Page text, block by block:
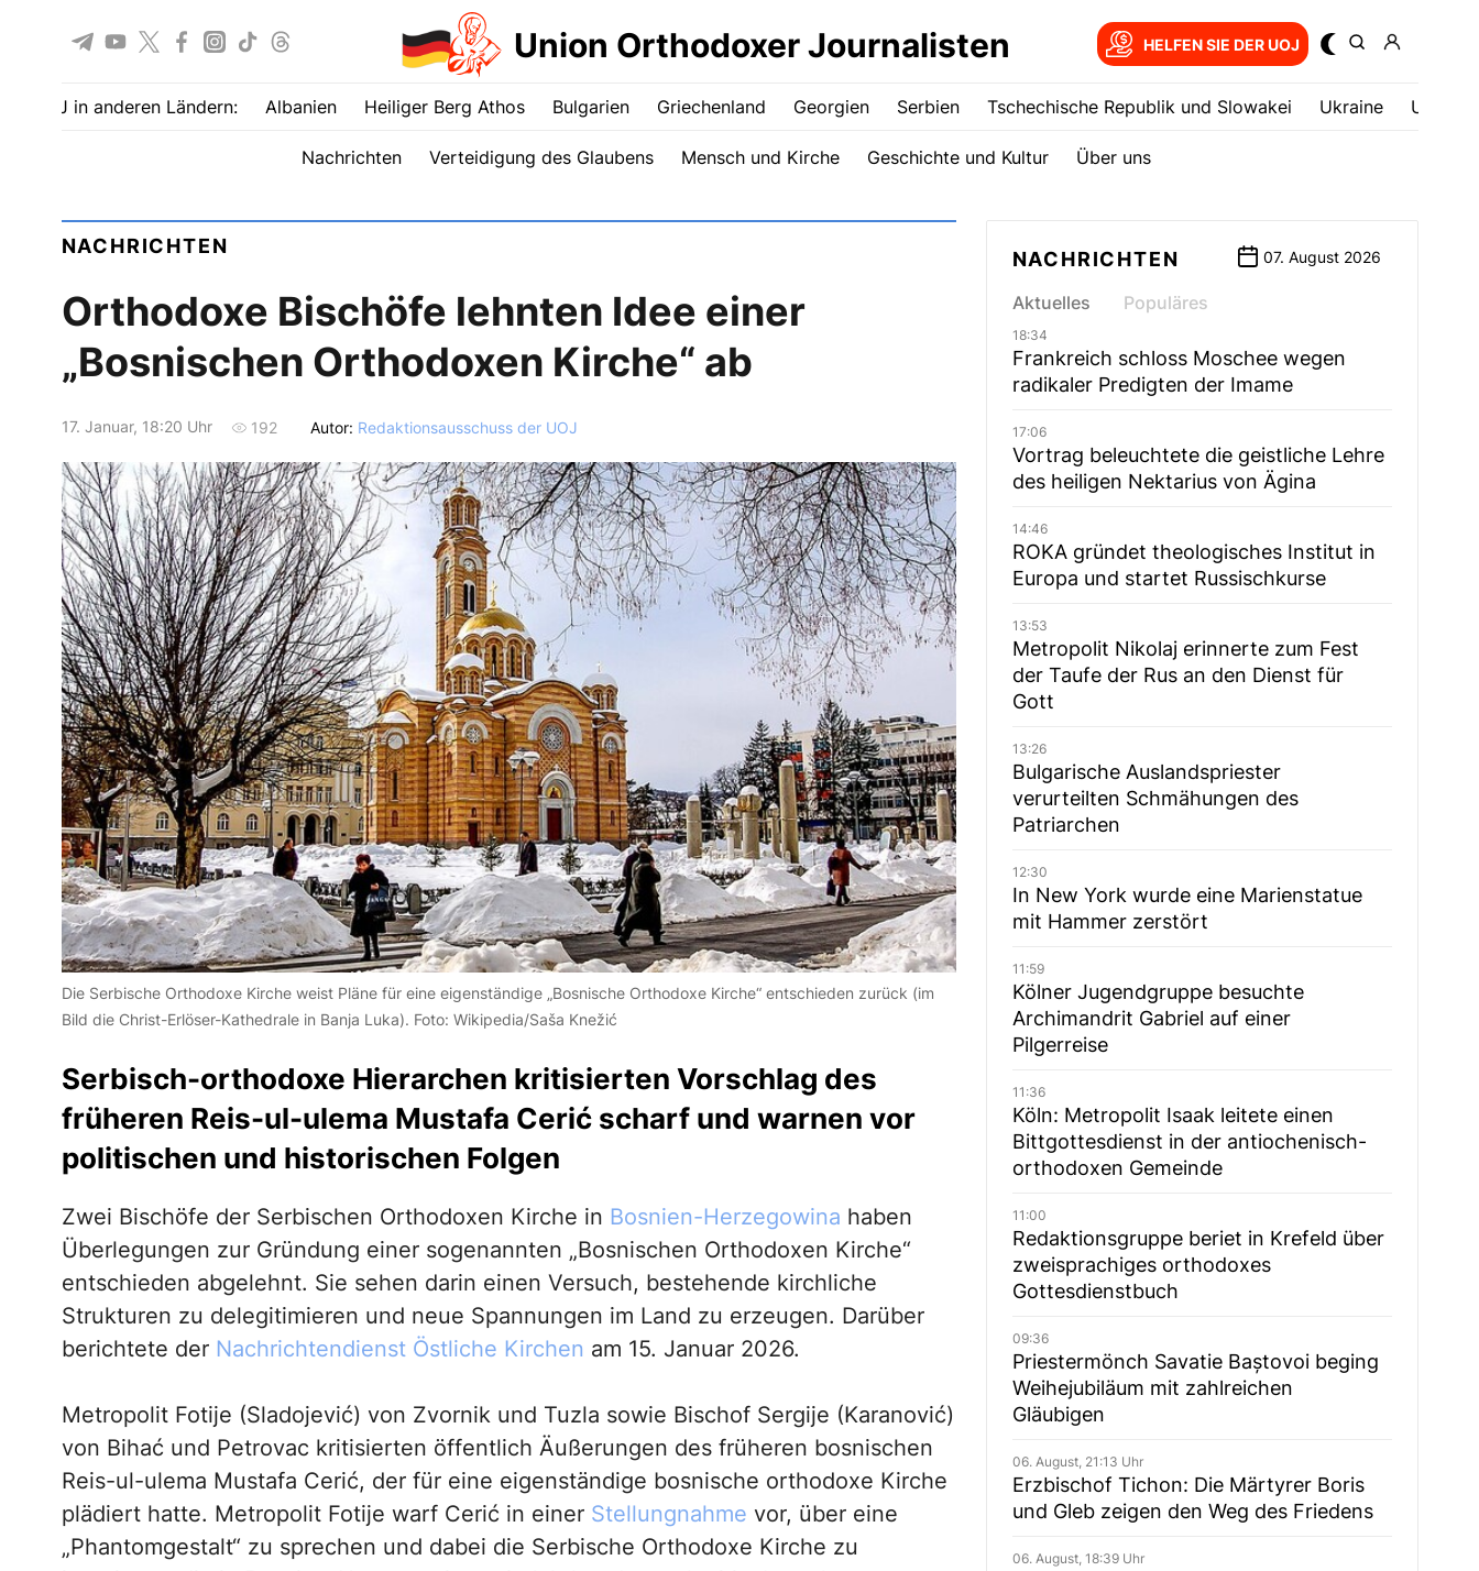
Union Orthodoxer Journalisten HELFEN SIE DER UOJ
UOJ in anderen Ländern: Albanien Heiliger Berg Athos Bulgarien Griechenland Georgien Serbien Tschechische Republik und Slowakei Ukrainе USA
Nachrichten Verteidigung des Glaubens Mensch und Kirche Geschichte und Kultur Über uns
NACHRICHTEN
Orthodoxe Bischöfe lehnten Idee einer
„Bosnischen Orthodoxen Kirche“ ab
17. Januar, 18:20 Uhr 192 Autor: Redaktionsausschuss der UOJ
Die Serbische Orthodoxe Kirche weist Pläne für eine eigenständige „Bosnische Orthodoxe Kirche“ entschieden zurück (im
Bild die Christ-Erlöser-Kathedrale in Banja Luka). Foto: Wikipedia/Saša Knežić
Serbisch-orthodoxe Hierarchen kritisierten Vorschlag des
früheren Reis-ul-ulema Mustafa Cerić scharf und warnen vor
politischen und historischen Folgen
Zwei Bischöfe der Serbischen Orthodoxen Kirche in Bosnien-Herzegowina haben
Überlegungen zur Gründung einer sogenannten „Bosnischen Orthodoxen Kirche“
entschieden abgelehnt. Sie sehen darin einen Versuch, bestehende kirchliche
Strukturen zu delegitimieren und neue Spannungen im Land zu erzeugen. Darüber
berichtete der Nachrichtendienst Östliche Kirchen am 15. Januar 2026.
Metropolit Fotije (Sladojević) von Zvornik und Tuzla sowie Bischof Sergije (Karanović)
von Bihać und Petrovac kritisierten öffentlich Äußerungen des früheren bosnischen
Reis-ul-ulema Mustafa Cerić, der für eine eigenständige bosnische orthodoxe Kirche
plädiert hatte. Metropolit Fotije warf Cerić in einer Stellungnahme vor, über eine
„Phantomgestalt“ zu sprechen und dabei die Serbische Orthodoxe Kirche zu
NACHRICHTEN 07. August 2026
Aktuelles Populäres
18:34
Frankreich schloss Moschee wegen
radikaler Predigten der Imame
17:06
Vortrag beleuchtete die geistliche Lehre
des heiligen Nektarius von Ägina
14:46
ROKA gründet theologisches Institut in
Europa und startet Russischkurse
13:53
Metropolit Nikolaj erinnerte zum Fest
der Taufe der Rus an den Dienst für
Gott
13:26
Bulgarische Auslandspriester
verurteilten Schmähungen des
Patriarchen
12:30
In New York wurde eine Marienstatue
mit Hammer zerstört
11:59
Kölner Jugendgruppe besuchte
Archimandrit Gabriel auf einer
Pilgerreise
11:36
Köln: Metropolit Isaak leitete einen
Bittgottesdienst in der antiochenisch-
orthodoxen Gemeinde
11:00
Redaktionsgruppe beriet in Krefeld über
zweisprachiges orthodoxes
Gottesdienstbuch
09:36
Priestermönch Savatie Baștovoi beging
Weihejubiläum mit zahlreichen
Gläubigen
06. August, 21:13 Uhr
Erzbischof Tichon: Die Märtyrer Boris
und Gleb zeigen den Weg des Friedens
06. August, 18:39 Uhr